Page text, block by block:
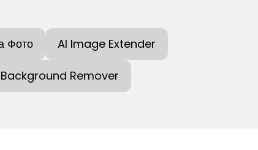
Фото AI Image Extender
Remover